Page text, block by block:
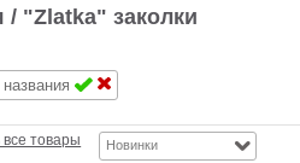
/ "Zlatka" заколки
товары
Новинки